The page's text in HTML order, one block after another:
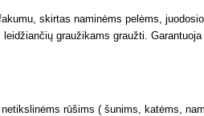
skirtas naminėms pelėms,
graužikams graužti.
rūšims ( šunims, katėms,